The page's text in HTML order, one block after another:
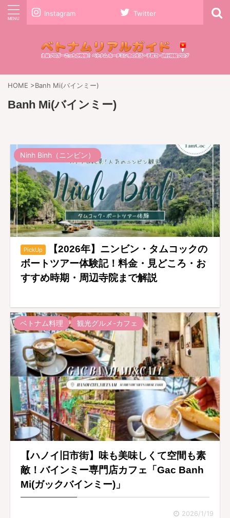
Instagram Twitter
HOME >Banh Mi(バインミー)
Banh Mi(バインミー)
Ninh Binh（ニンビン）
PickUp
【2026年】ニンビン・タムコックの
ボートツアー体験記！料金・見どころ・お
すすめ時期・周辺寺院まで解説
ベトナム料理 観光グルメ-カフェ
【ハノイ旧市街】味も美味しくて空間も素
敵！バインミー専門店カフェ「Gac Banh
Mi(ガックバインミー)」
2026/1/19